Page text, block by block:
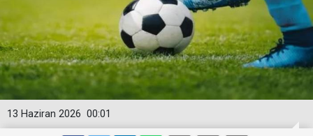
00:01
13 Haziran 2026